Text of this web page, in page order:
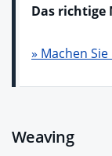
Das richtige
» Machen
Weaving